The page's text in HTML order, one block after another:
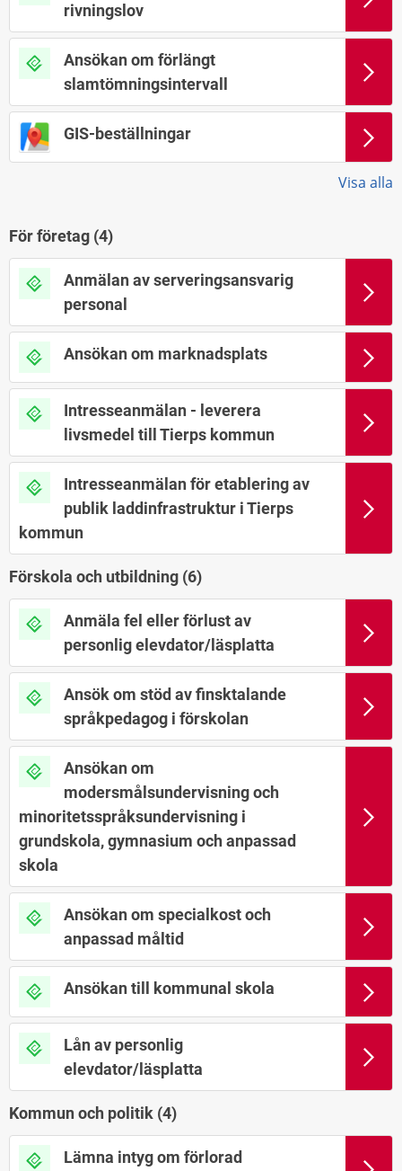
rivningslov
Ansökan om förlängt
slamtömningsintervall
GIS-beställningar
Visa alla
För företag (4)
Anmälan av serveringsansvarig
personal
Ansökan om marknadsplats
Intresseanmälan - leverera
livsmedel till Tierps kommun
Intresseanmälan för etablering av
publik laddinfrastruktur i Tierps
kommun
Förskola och utbildning (6)
Anmäla fel eller förlust av
personlig elevdator/läsplatta
Ansök om stöd av finsktalande
språkpedagog i förskolan
Ansökan om
modersmålsundervisning och
minoritetsspråksundervisning i
grundskola, gymnasium och anpassad
skola
Ansökan om specialkost och
anpassad måltid
Ansökan till kommunal skola
Lån av personlig
elevdator/läsplatta
Kommun och politik (4)
Lämna intyg om förlorad